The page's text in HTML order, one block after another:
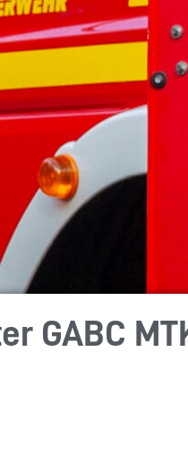
GABC